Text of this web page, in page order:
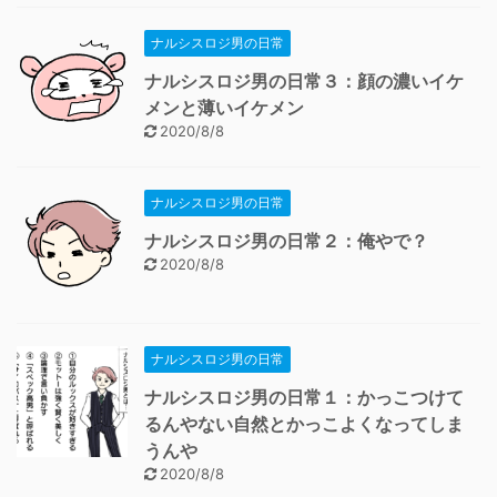
ナルシスロジ男の日常
ナルシスロジ男の日常３：顔の濃いイケ
メンと薄いイケメン
2020/8/8
ナルシスロジ男の日常
ナルシスロジ男の日常２：俺やで？
2020/8/8
ナルシスロジ男の日常
ナルシスロジ男の日常１：かっこつけて
るんやない自然とかっこよくなってしま
うんや
2020/8/8